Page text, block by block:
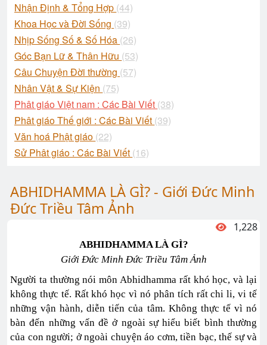
Nhận Định & Tổng Hợp (44)
Khoa Học và Đời Sống (39)
Nhịp Sống Số & Số Hóa (26)
Góc Bạn Lữ & Thân Hữu (53)
Câu Chuyện Đời thường (57)
Nhân Vật & Sự Kiện (75)
Phât giáo Việt nam : Các Bài Viết (38)
Phât giáo Thế giới : Các Bài Viết (39)
Văn hoá Phật giáo (22)
Sử Phât giáo : Các Bài Viết (16)
ABHIDHAMMA LÀ GÌ? - Giới Đức Minh
Đức Triều Tâm Ảnh
1,228
ABHIDHAMMA LÀ GÌ?
Giới Đức Minh Đức Triều Tâm Ảnh
Người ta thường nói môn Abhidhamma rất khó học, và lại
không thực tế. Rất khó học vì nó phân tích rất chi li, vi tế
những vận hành, diễn tiến của tâm. Không thực tế vì nó
bàn đến những vấn đề ở ngoài sự hiểu biết bình thường
của con người; ở ngoài chuyện áo cơm, tiền bạc, thế sự và